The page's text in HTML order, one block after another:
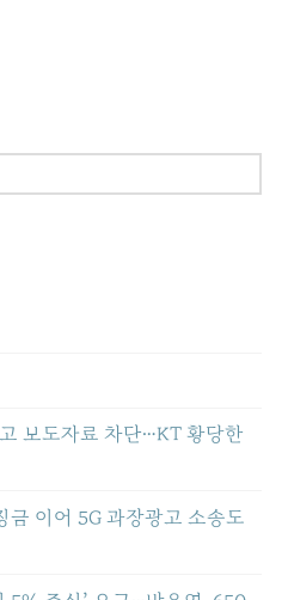
보도자료 차단…KT 황당한
이어 5G 과장광고 소송도